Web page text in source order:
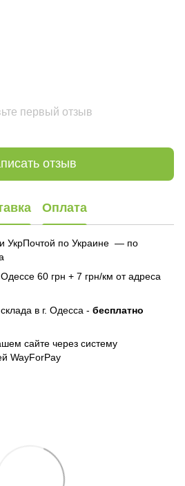
первый отзыв
отзыв
Оплата
УкрПочтой по Украине — по
60 грн + 7 грн/км от адреса
в г. Одесса - бесплатно
сайте через систему
WayForPay